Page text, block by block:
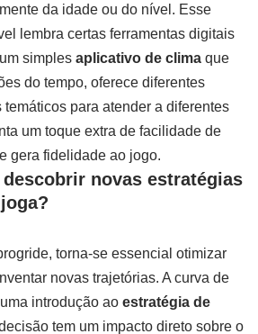
da idade ou do nível. Esse
lembra certas ferramentas digitais
simples aplicativo de clima que
do tempo, oferece diferentes
temáticos para atender a diferentes
um toque extra de facilidade de
gera fidelidade ao jogo.
descobrir novas estratégias
torna-se essencial otimizar
novas trajetórias. A curva de
introdução ao estratégia de
tem um impacto direto sobre o